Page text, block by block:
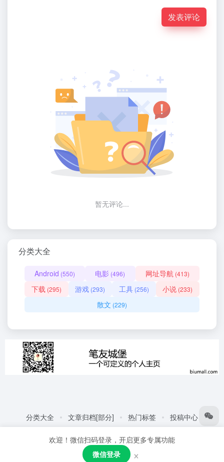
发表评论
暂无评论...
分类大全
Android (550) 电影 (496) 网址导航 (413)
下载 (295) 游戏 (293) 工具(256) 小说 (233)
散文 (229)
分类大全 文章归档[部分] 热门标签
投稿中心
笔友城堡 - 阅读是一种生活方式
欢迎！微信扫码登录，开启更多专属功能
微信登录
×